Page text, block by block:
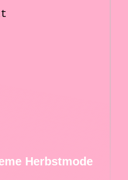
Herbstmode